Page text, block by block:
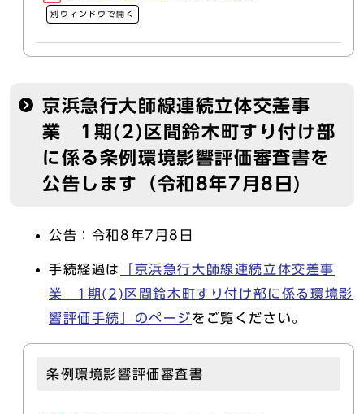
別ウィンドウで開く
京浜急行大師線連続立体交差事
業 1期(2)区間鈴木町すり付け部
に係る条例環境影響評価審査書を
公告します（令和8年7月8日)
公告：令和8年7月8日
手続経過は
「京浜急行大師線連続立体交差事
業 1期(2)区間鈴木町すり付け部に係る環境影
響評価手続」のページをご覧ください。
条例環境影響評価審査書